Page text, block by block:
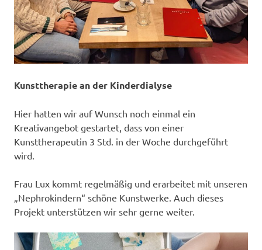
Kunsttherapie an der Kinderdialyse
Hier hatten wir auf Wunsch noch einmal ein
Kreativangebot gestartet, dass von einer
Kunsttherapeutin 3 Std. in der Woche durchgeführt
wird.
Frau Lux kommt regelmäßig und erarbeitet mit unseren
„Nephrokindern“ schöne Kunstwerke. Auch dieses
Projekt unterstützen wir sehr gerne weiter.